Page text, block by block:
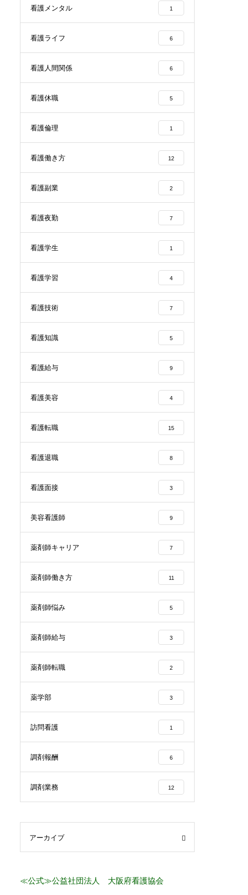
看護メンタル 1
看護ライフ 6
看護人間関係 6
看護休職 5
看護倫理 1
看護働き方 12
看護副業 2
看護夜勤 7
看護学生 1
看護学習 4
看護技術 7
看護知識 5
看護給与 9
看護美容 4
看護転職 15
看護退職 8
看護面接 3
美容看護師 9
薬剤師キャリア 7
薬剤師働き方 11
薬剤師悩み 5
薬剤師給与 3
薬剤師転職 2
薬学部 3
訪問看護 1
調剤報酬 6
調剤業務 12
アーカイブ
≪公式≫公益社団法人 大阪府看護協会